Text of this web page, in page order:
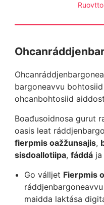
bargoneavvu
ohcanbohtosiid
Boađusoidnosa gurut
oasis leat
fierpmis oažžunsajis,
sisdoallotiipa, fáddá ja
Go válljet Fierpmis
maidda laktása